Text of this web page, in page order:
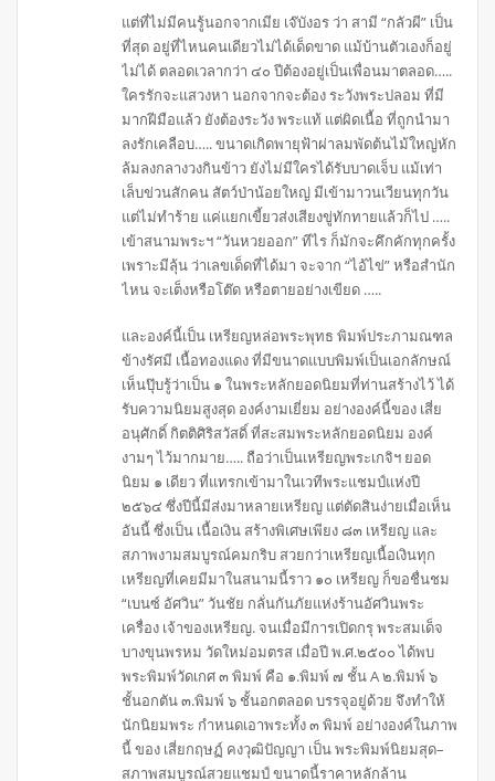
แต่ที่ไม่มีคนรู้นอกจากเมีย เจ๊บังอร ว่า สามี “กลัวผี” เป็น
ที่สุด อยู่ที่ไหนคนเดียวไม่ได้เด็ดขาด แม้บ้านตัวเองก็อยู่
ไม่ได้ ตลอดเวลากว่า ๔๐ ปีต้องอยู่เป็นเพื่อนมาตลอด…..
ใครรักจะแสวงหา นอกจากจะต้อง ระวังพระปลอม ที่มี
มากฝีมือแล้ว ยังต้องระวัง พระแท้ แต่ผิดเนื้อ ที่ถูกนำมา
ลงรักเคลือบ….. ขนาดเกิดพายุฟ้าผ่าลมพัดต้นไม้ใหญ่หัก
ล้มลงกลางวงกินข้าว ยังไม่มีใครได้รับบาดเจ็บ แม้เท่า
เล็บข่วนสักคน สัตว์ป่าน้อยใหญ่ มีเข้ามาวนเวียนทุกวัน
แต่ไม่ทำร้าย แค่แยกเขี้ยวส่งเสียงขู่ทักทายแล้วก็ไป …..
เข้าสนามพระฯ “วันหวยออก” ทีไร ก็มักจะคึกคักทุกครั้ง
เพราะมีลุ้น ว่าเลขเด็ดที่ได้มา จะจาก “ไอ้ไข่” หรือสำนัก
ไหน จะเต็งหรือโต๊ด หรือตายอย่างเขียด …..
และองค์นี้เป็น เหรียญหล่อพระพุทธ พิมพ์ประภามณฑล
ข้างรัศมี เนื้อทองแดง ที่มีขนาดแบบพิมพ์เป็นเอกลักษณ์
เห็นปุ๊บรู้ว่าเป็น ๑ ในพระหลักยอดนิยมที่ท่านสร้างไว้ ได้
รับความนิยมสูงสุด องค์งามเยี่ยม อย่างองค์นี้ของ เสี่ย
อนุศักดิ์ กิตติศิริสวัสดิ์ ที่สะสมพระหลักยอดนิยม องค์
งามๆ ไว้มากมาย….. ถือว่าเป็นเหรียญพระเกจิฯ ยอด
นิยม ๑ เดียว ที่แทรกเข้ามาในเวทีพระแชมป์แห่งปี
๒๕๖๔ ซึ่งปีนี้มีส่งมาหลายเหรียญ แต่ตัดสินง่ายเมื่อเห็น
อันนี้ ซึ่งเป็น เนื้อเงิน สร้างพิเศษเพียง ๘๓ เหรียญ และ
สภาพงามสมบูรณ์คมกริบ สวยกว่าเหรียญเนื้อเงินทุก
เหรียญที่เคยมีมาในสนามนี้ราว ๑๐ เหรียญ ก็ขอชื่นชม
“เบนซ์ อัศวิน” วันชัย กลั่นกันภัยแห่งร้านอัศวินพระ
เครื่อง เจ้าของเหรียญ. จนเมื่อมีการเปิดกรุ พระสมเด็จ
บางขุนพรหม วัดใหม่อมตรส เมื่อปี พ.ศ.๒๕๐๐ ได้พบ
พระพิมพ์วัดเกศ ๓ พิมพ์ คือ ๑.พิมพ์ ๗ ชั้น A ๒.พิมพ์ ๖
ชั้นอกตัน ๓.พิมพ์ ๖ ชั้นอกตลอด บรรจุอยู่ด้วย จึงทำให้
นักนิยมพระ กำหนดเอาพระทั้ง ๓ พิมพ์ อย่างองค์ในภาพ
นี้ ของ เสี่ยกฤษฏ์ คงวุฒิปัญญา เป็น พระพิมพ์นิยมสุด–
สภาพสมบูรณ์สวยแชมป์ ขนาดนี้ราคาหลักล้าน